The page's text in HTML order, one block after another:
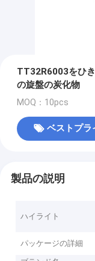
TT32R6003をひ
の旋盤の炭化物
MOQ：10pcs
ベストプラ
製品の説明
ハイライト
パッケージの詳細